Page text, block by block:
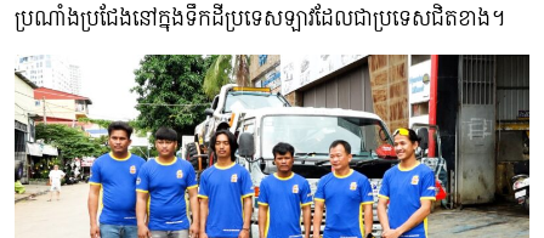
ប្រណាំងប្រជែងនៅក្នុងទឹកដីប្រទេសឡាវដែលជាប្រទេសជិតខាង។